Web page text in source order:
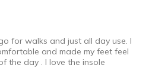
for walks and just all day use. I
and made my feet feel
the day . I love the insole